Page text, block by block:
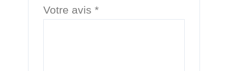
Votre avis*